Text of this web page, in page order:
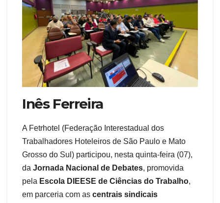
Inês Ferreira
A Fetrhotel (Federação Interestadual dos
Trabalhadores Hoteleiros de São Paulo e Mato
Grosso do Sul) participou, nesta quinta-feira (07),
da Jornada Nacional de Debates, promovida
pela Escola DIEESE de Ciências do Trabalho,
em parceria com as centrais sindicais